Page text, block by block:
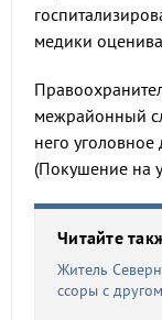
медики
межрайонный
него уголовное
(Покушение на
Читайте
Житель
ссоры с другом